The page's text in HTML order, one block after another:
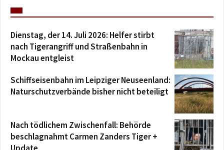
Dienstag, der 14. Juli 2026: Helfer stirbt
nach Tigerangriff und Straßenbahn in
Mockau entgleist
Schiffseisenbahn im Leipziger Neuseenland:
Naturschutzverbände bisher nicht beteiligt
Nach tödlichem Zwischenfall: Behörde
beschlagnahmt Carmen Zanders Tiger +